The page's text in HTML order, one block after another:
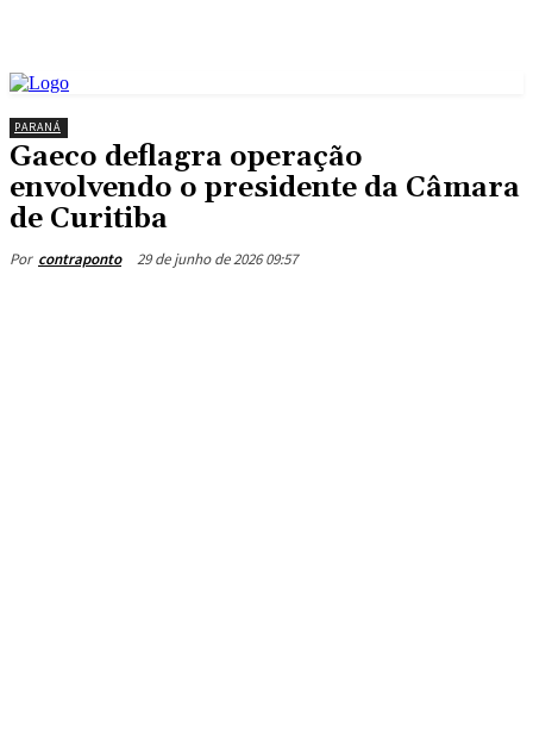
PARANÁ
Gaeco deflagra operação
envolvendo o presidente da Câmara
de Curitiba
Por contraponto 29 de junho de 2026 09:57